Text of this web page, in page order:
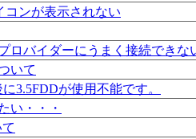
コンが表示されない
ロバイダーにうまく接続できな
いて
3.5FDDが使用不能です。
い・・・